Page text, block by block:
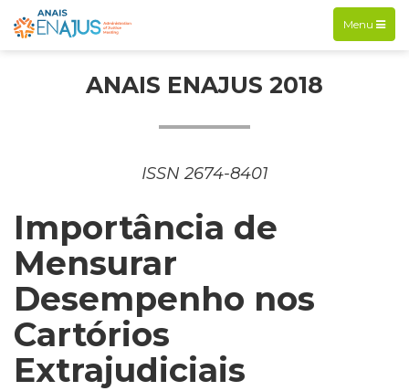
Exibir
navegação
Menu
ANAIS ENAJUS 2018
ISSN 2674-8401
Importância de
Mensurar
Desempenho nos
Cartórios
Extrajudiciais